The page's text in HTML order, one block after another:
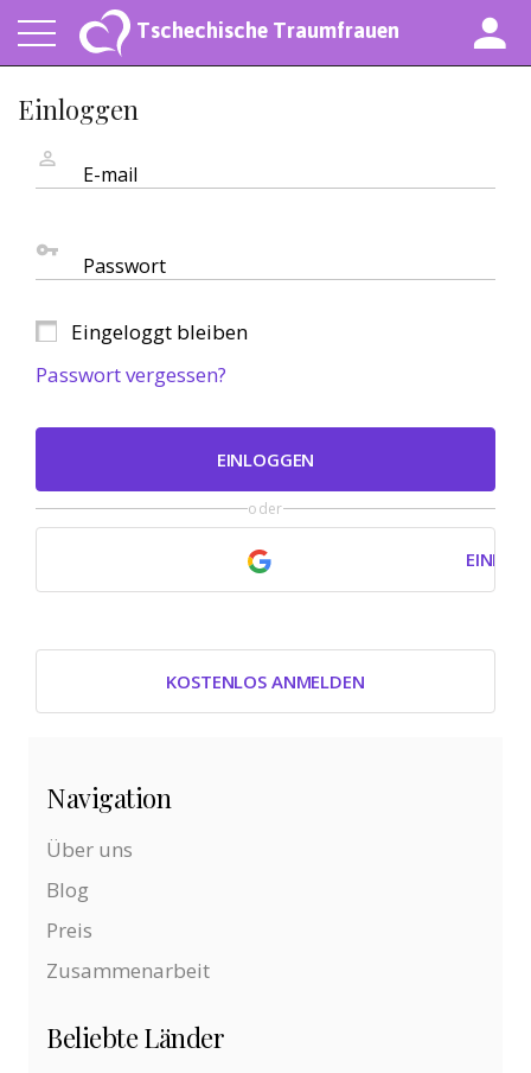
Tschechische Traumfrauen
Einloggen
E-mail
Passwort
Eingeloggt bleiben
Passwort vergessen?
EINLOGGEN
oder
KOSTENLOS ANMELDEN
Navigation
Über uns
Blog
Preis
Zusammenarbeit
Beliebte Länder